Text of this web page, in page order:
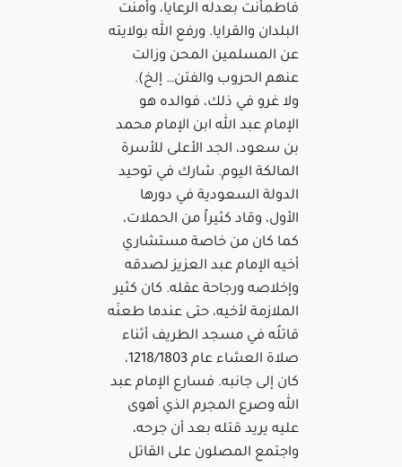
فاطمأنت بعدله الرعايا، وأمنت
البلدان والقرايا. ورفع الله بولايته
عن المسلمين المحن وزالت
عنهم الحروب والفتن… إلخ).
ولا غرو في ذلك، فوالده هو
الإمام عبد الله ابن الإمام محمد
بن سعود، الجد الأعلى للأسرة
المالكة اليوم. شارك في توحيد
الدولة السعودية في دورها
الأول، وقاد كثيراً من الحملات،
كما كان من خاصة مستشاري
أخيه الإمام عبد العزيز لصدقه
وإخلاصه ورجاحة عقله. كان كثير
الملازمة لأخيه، حتى عندما طعنَه
قاتلُه في مسجد الطريف أثناء
صلاة العشاء عام 1218/1803،
كان إلى جانبه. فسارع الإمام عبد
الله وصرع المجرم الذي أهوى
عليه يريد قتله بعد أن جرحه،
واجتمع المصلون على القاتل